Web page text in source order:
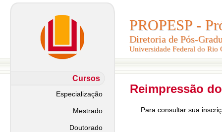
PROPESP -
Diretoria de Pós-
Universidade Federal do Rio
PROPESP -
Diretoria de Pós-
Universidade Federal do Rio
Cursos
Especialização
Mestrado
Doutorado
Reimpressão
Para consultar sua